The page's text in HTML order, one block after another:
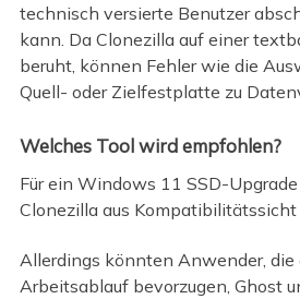
technisch versierte Benutzer
kann. Da Clonezilla auf einer
beruht, können Fehler wie die
Quell- oder Zielfestplatte zu
Welches Tool wird empfohlen?
Für ein Windows 11 SSD-
Clonezilla aus Kompatibilitätssicht
Allerdings könnten Anwender,
Arbeitsablauf bevorzugen, Ghost